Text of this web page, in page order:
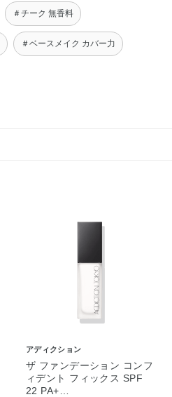
＃チーク 無香料
＃ベースメイク カバー力
アディクション
ザ ファンデーション コンフ
ィデント フィックス SPF
22 PA+…